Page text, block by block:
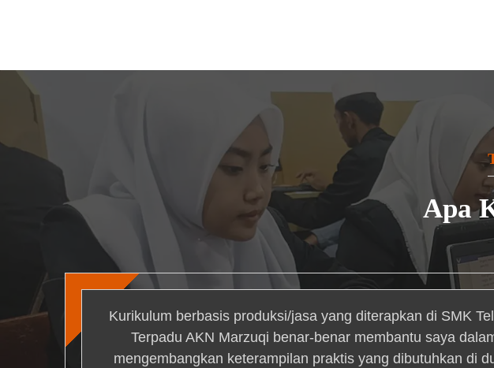
Apa
Kurikulum berbasis produksi/jasa yang diterapkan di SMK
Terpadu AKN Marzuqi benar-benar membantu saya
mengembangkan keterampilan praktis yang dibutuhkan di